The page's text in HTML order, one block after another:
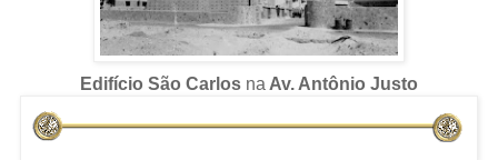
Edifício São Carlos na Av. Antônio Justo